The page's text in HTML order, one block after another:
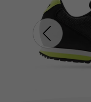
Nowości
Superoferta